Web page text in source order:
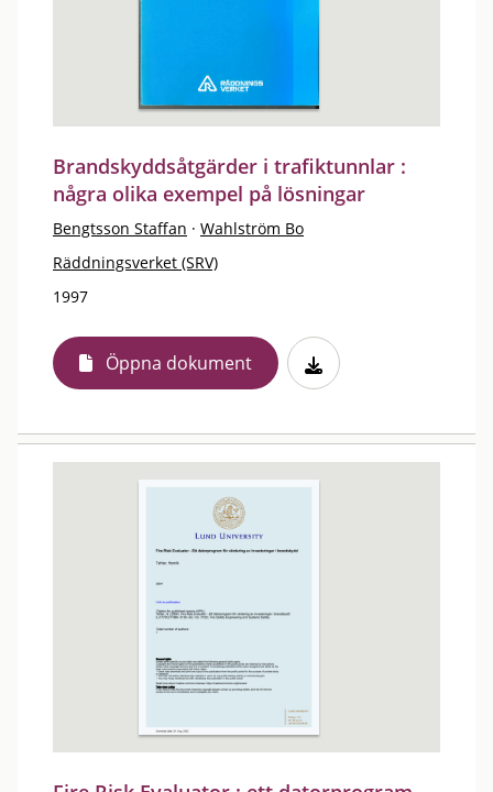
Brandskyddsåtgärder i trafiktunnlar :
några olika exempel på lösningar
Bengtsson Staffan · Wahlström Bo
Räddningsverket (SRV)
1997
Öppna dokument